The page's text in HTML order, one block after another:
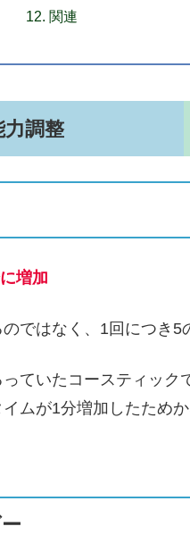
関連
調整
増加
ではなく、1回につき5
ていたコースティッ
ムが1分増加したため